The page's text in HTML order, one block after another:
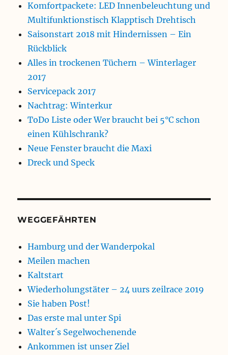
Komfortpackete: LED Innenbeleuchtung und
Multifunktionstisch Klapptisch Drehtisch
Saisonstart 2018 mit Hindernissen – Ein
Rückblick
Alles in trockenen Tüchern – Winterlager
2017
Servicepack 2017
Nachtrag: Winterkur
ToDo Liste oder Wer braucht bei 5°C schon
einen Kühlschrank?
Neue Fenster braucht die Maxi
Dreck und Speck
WEGGEFÄHRTEN
Hamburg und der Wanderpokal
Meilen machen
Kaltstart
Wiederholungstäter – 24 uurs zeilrace 2019
Sie haben Post!
Das erste mal unter Spi
Walter´s Segelwochenende
Ankommen ist unser Ziel